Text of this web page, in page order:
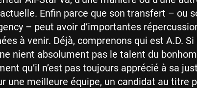
Enfin parce que son transfert – ou
– peut avoir d’importantes
à venir. Déjà, comprenons qui est A.D. Si
nient absolument pas le talent du
qu’il n’est pas toujours apprécié à sa
une meilleure équipe, un candidat au titre